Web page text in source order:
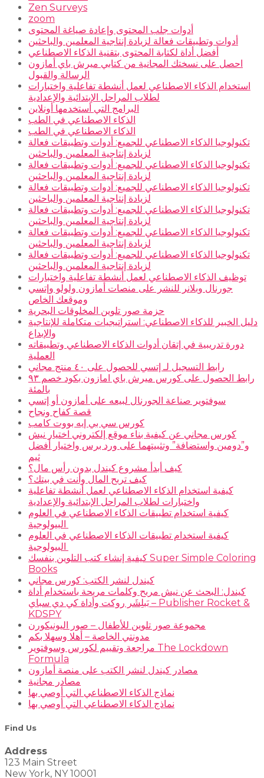
Zen Surveys
zoom
أدوات جلب المحتوى وإعادة صياغة المحتوى
أدوات وتطبيقات فعالة لزيادة إنتاجية المعلمين والباحثين
أفضل أداة لكتابة المحتوى بتقنية الذكاء الاصطناعي
احصل على نسختك المجانية من كتابي ميرش باي أمازون
الرسالة والقبول
استخدام الذكاء الاصطناعي لعمل أنشطة تفاعلية واختبارات
لطلاب المراحل الإبتدائية والإعدادية
البرامج التي أستخدمها أونلاين
الذكاء الاصطناعي في الطب
الذكاء الاصطناعي في الطب
تكنولوجيا الذكاء الاصطناعي للجميع: أدوات وتطبيقات فعالة
لزيادة إنتاجية المعلمين والباحثين
تكنولوجيا الذكاء الاصطناعي للجميع: أدوات وتطبيقات فعالة
لزيادة إنتاجية المعلمين والباحثين
تكنولوجيا الذكاء الاصطناعي للجميع: أدوات وتطبيقات فعالة
لزيادة إنتاجية المعلمين والباحثين
تكنولوجيا الذكاء الاصطناعي للجميع: أدوات وتطبيقات فعالة
لزيادة إنتاجية المعلمين والباحثين
تكنولوجيا الذكاء الاصطناعي للجميع: أدوات وتطبيقات فعالة
لزيادة إنتاجية المعلمين والباحثين
تكنولوجيا الذكاء الاصطناعي للجميع: أدوات وتطبيقات فعالة
لزيادة إنتاجية المعلمين والباحثين
توظيف الذكاء الاصطناعي لعمل أنشطة تفاعلية واختبارات
جورنال وبلانر للنشر على منصات أمازون ولولو وإتسي
وموقعك الخاص
حزمة صور تلوين المخلوقات البحرية
دليل الخبير للذكاء الاصطناعي: استراتيجيات متكاملة للإنتاجية
والإبداع
دورة تدريبية في إتقان أدوات الذكاء الاصطناعي وتطبيقاته
العملية
رابط التسجيل لـ إتسي للحصول على ٤٠ منتج مجاني
رابط الحصول على كورس ميرش باي امازون بكود خصم ٩٣
بالمئة
سوفتوير صناعة الجورنال لبيعه على أمازون أو إتسي
قصة كفاح ونجاح
كورس سي بي إيه بووت كامب
كورس مجاني عن كيفية بناء موقع إلكتروني اختيار نيش
و”دومين واستضافة” وتثبيتهما على ورد برس واختيار أفضل
ثيم
كيف أبدأ مشروع كيندل بدون رأس مال؟
كيف تربح المال وأنت في بيتك؟
كيفية استخدام الذكاء الاصطناعي لعمل أنشطة تفاعلية
واختبارات لطلاب المراحل الإبتدائية والإعدادية
كيفية استخدام تطبيقات الذكاء الاصطناعي في العلوم
كيفية استخدام تطبيقات الذكاء الاصطناعي في العلوم
كيفية إنشاء كتب التلوين بنفسك Super Simple Coloring
Books
كيندل لنشر الكتب: كورس مجاني
كيندل: البحث عن نيش مربح وكلمات مربحة باستخدام أداة
بَبلِشَر روكت وأداة كي دي سباي – Publisher Rocket &
KDSPY
مجموعة صور تلوين للأطفال – صور اليونيكورن
مدونتي الخاصة – أهلا وسهلا بكم
مراجعة وتقييم لكورس وسوفتوير The Lockdown
Formula
مصادر كيندل لنشر الكتب على منصة أمازون
مصادر مجانية
نماذج الذكاء الاصطناعي التي أوصي بها
نماذج الذكاء الاصطناعي التي أوصي بها
Find Us
Address
123 Main Street
New York, NY 10001